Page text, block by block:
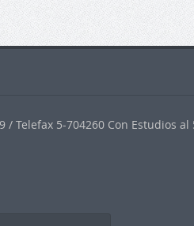
Telefax 5-704260 Con Estudios al